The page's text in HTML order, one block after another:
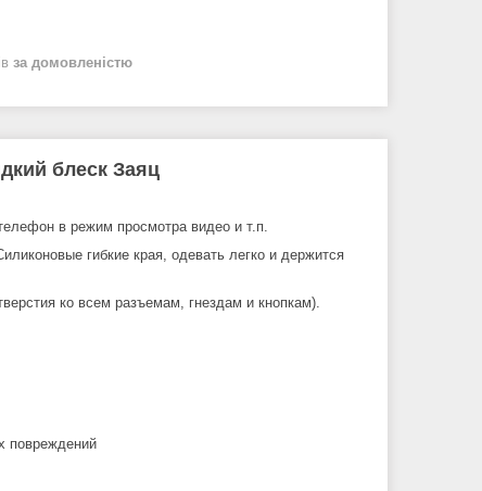
за домовленістю
блеск Заяц
в режим просмотра видео и т.п.
гибкие края, одевать легко и держится
ко всем разъемам, гнездам и кнопкам).
повреждений